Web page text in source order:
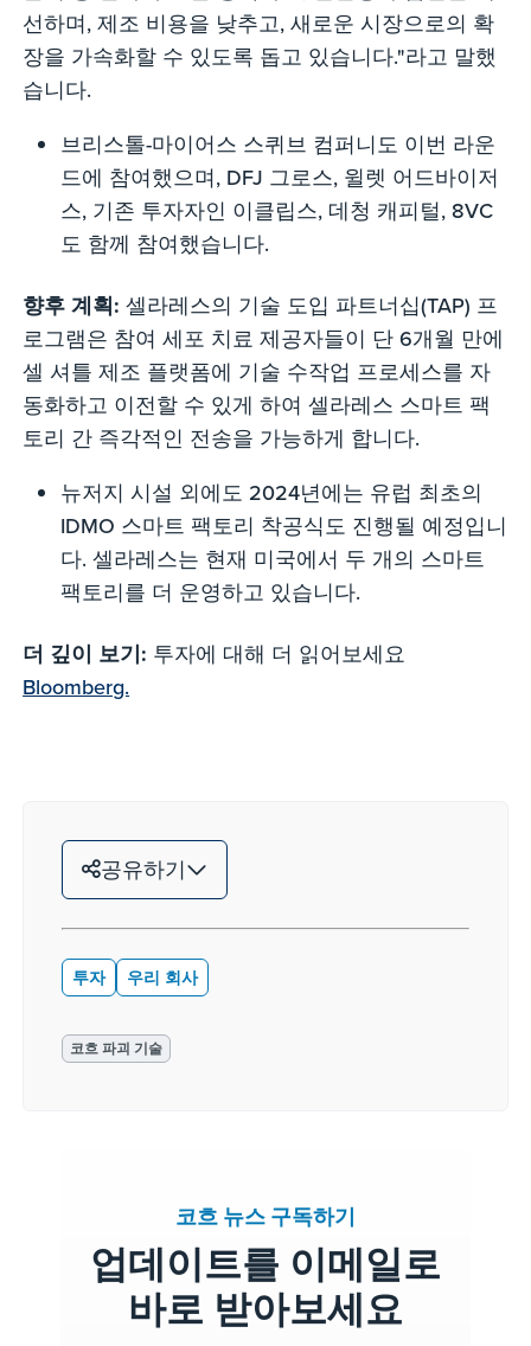
선하며, 제조 비용을 낮추고, 새로운 시장으로의 확
장을 가속화할 수 있도록 돕고 있습니다."라고 말했
습니다.
브리스톨-마이어스 스퀴브 컴퍼니도 이번 라운
드에 참여했으며, DFJ 그로스, 윌렛 어드바이저
스, 기존 투자자인 이클립스, 데청 캐피털, 8VC
도 함께 참여했습니다.
향후 계획:셀라레스의 기술 도입 파트너십(TAP) 프
로그램은 참여 세포 치료 제공자들이 단 6개월 만에
셀 셔틀 제조 플랫폼에 기술 수작업 프로세스를 자
동화하고 이전할 수 있게 하여 셀라레스 스마트 팩
토리 간 즉각적인 전송을 가능하게 합니다.
뉴저지 시설 외에도 2024년에는 유럽 최초의
IDMO 스마트 팩토리 착공식도 진행될 예정입니
다. 셀라레스는 현재 미국에서 두 개의 스마트
팩토리를 더 운영하고 있습니다.
더 깊이 보기: 투자에 대해 더 읽어보세요
Bloomberg.
공유하기
투자 우리 회사
코흐 파괴 기술
코흐 뉴스 구독하기
업데이트를 이메일로
바로 받아보세요